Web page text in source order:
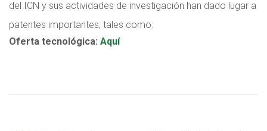
del ICN y sus actividades de investigación han dado lugar a
patentes importantes, tales como:
Oferta tecnológica: Aquí